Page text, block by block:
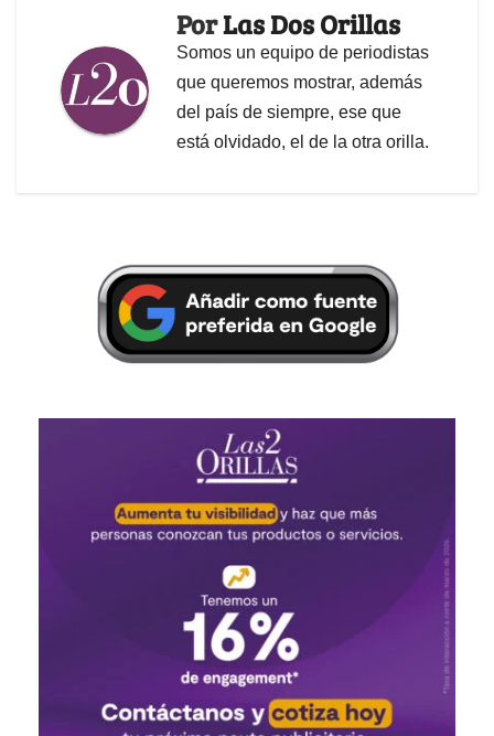
PorLas Dos Orillas
Somos un equipo de periodistas
que queremos mostrar, además
del país de siempre, ese que
está olvidado, el de la otra orilla.